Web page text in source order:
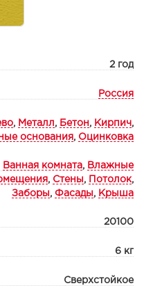
2 год
Россия
, Металл , Бетон , Кирпич ,
основания , Оцинковка
Ванная комната, Влажные
, Стены , Потолок,
Заборы , Фасады , Крыша
20100
6 кг
Сверхстойкое